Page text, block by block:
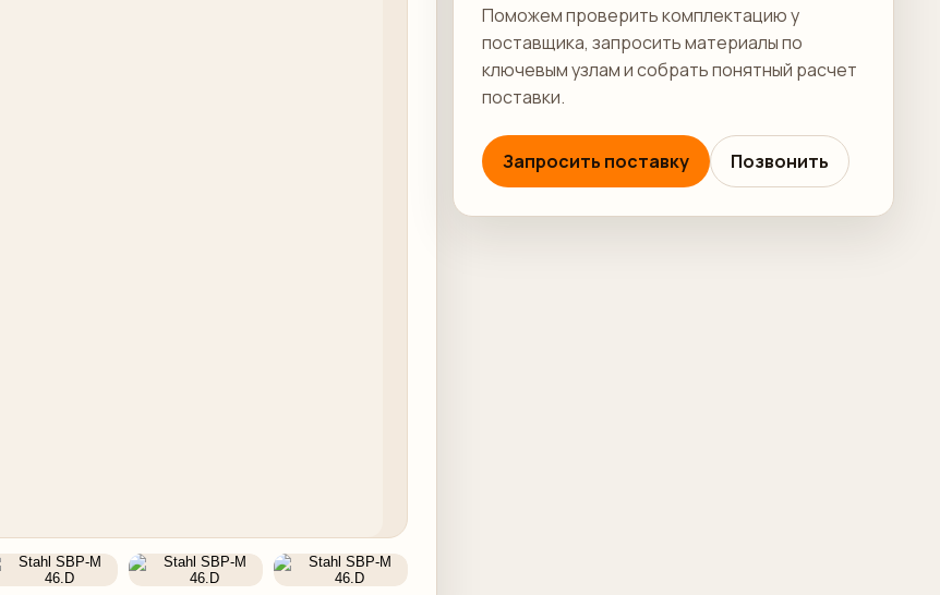
Поможем проверить комплектацию у
поставщика, запросить материалы по
ключевым узлам и собрать понятный расчет
поставки.
Запросить поставку Позвонить